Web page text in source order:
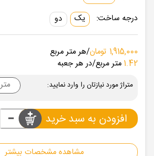
مشاهده مشخصات بیشتر
درجه ساخت:
یک دو
1,915,000 تومان
/هر متر مربع
1.42متر مربع/در هر جعبه
متراژ مورد نیازتان را وارد نمایید:
- افزودن به سبد خرید